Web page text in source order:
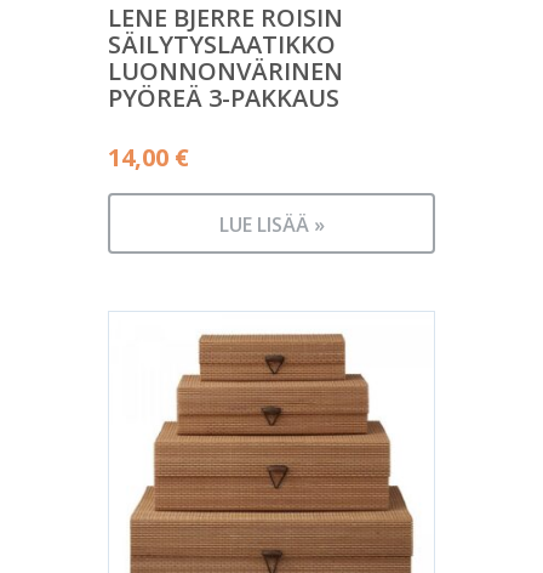
LENE BJERRE ROISIN
SÄILYTYSLAATIKKO
LUONNONVÄRINEN
PYÖREÄ 3-PAKKAUS
14,00 €
LUE LISÄÄ »